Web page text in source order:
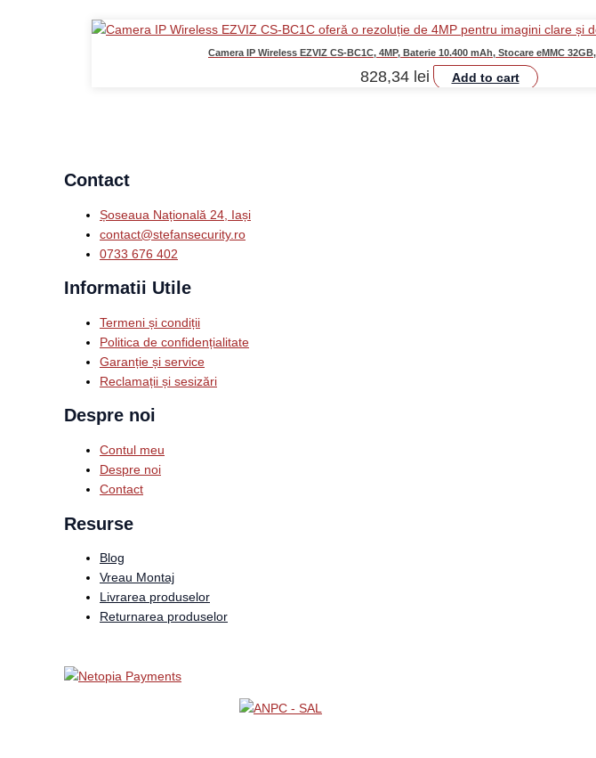
Camera IP Wireless EZVIZ CS-BC1C, 4MP, Baterie 10.400 mAh, Stocare eMMC
828,34 lei Add to cart
Contact
Șoseaua Națională 24, Iași
contact@stefansecurity.ro
0733 676 402
Informatii Utile
Termeni și condiții
Politica de confidențialitate
Garanție și service
Reclamații și sesizări
Despre noi
Contul meu
Despre noi
Contact
Resurse
Blog
Vreau Montaj
Livrarea produselor
Returnarea produselor